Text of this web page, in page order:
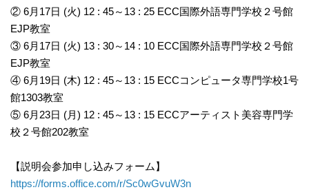
② 6月17日 (火) 12 : 45～13 : 25 ECC国際外語専門学校２号館
EJP教室
③ 6月17日 (火) 13 : 30～14 : 10 ECC国際外語専門学校２号館
EJP教室
④ 6月19日 (木) 12 : 45～13 : 15 ECCコンピュータ専門学校1号
館1303教室
⑤ 6月23日 (月) 12 : 45～13 : 15 ECCアーティスト美容専門学
校２号館202教室
【説明会参加申し込みフォーム】
https://forms.office.com/r/Sc0wGvuW3n